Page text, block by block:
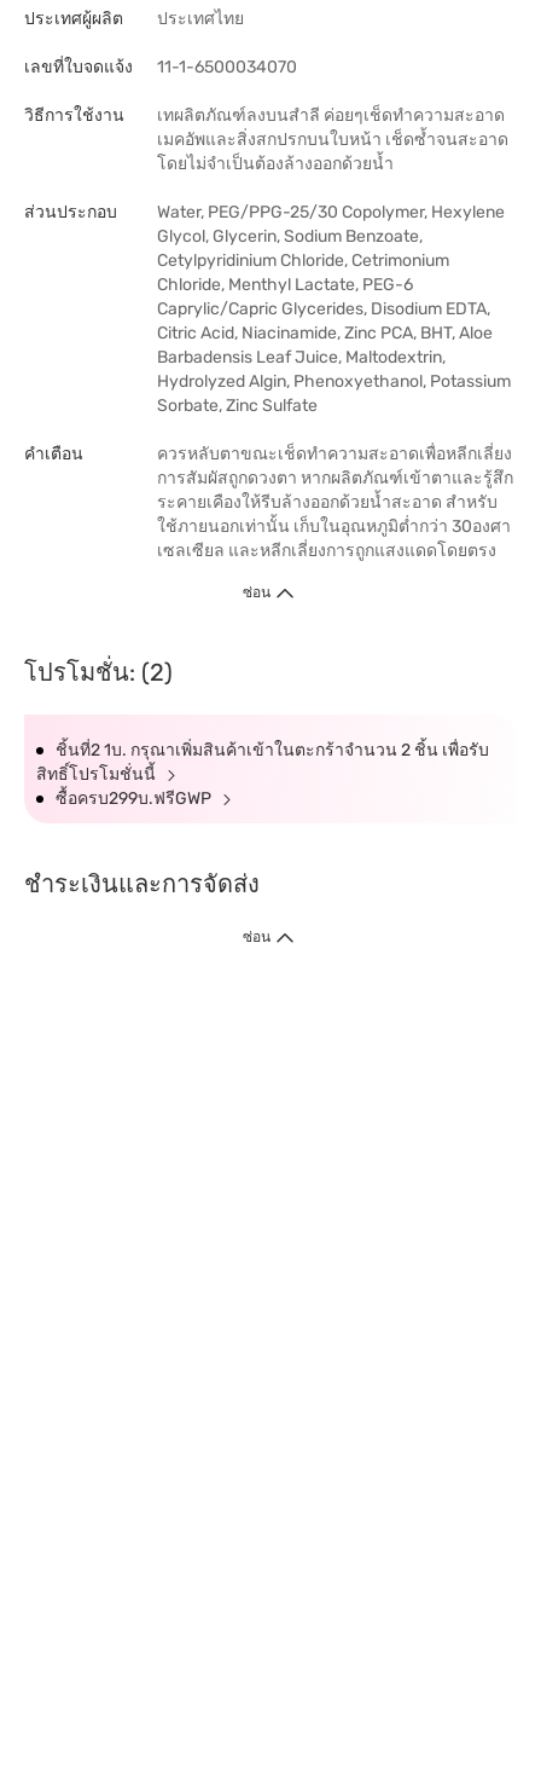
ประเทศผู้ผลิต ประเทศไทย
เลขที่ใบจดแจ้ง 11-1-6500034070
วิธีการใช้งาน
เทผลิตภัณฑ์ลงบนสำลี ค่อยๆเช็ดทำความสะอาด
เมคอัพและสิ่งสกปรกบนใบหน้า เช็ดซ้ำจนสะอาด
โดยไม่จำเป็นต้องล้างออกด้วยน้ำ
ส่วนประกอบ
Water, PEG/PPG-25/30 Copolymer, Hexylene
Glycol, Glycerin, Sodium Benzoate,
Cetylpyridinium Chloride, Cetrimonium
Chloride, Menthyl Lactate, PEG-6
Caprylic/Capric Glycerides, Disodium EDTA,
Citric Acid, Niacinamide, Zinc PCA, BHT, Aloe
Barbadensis Leaf Juice, Maltodextrin,
Hydrolyzed Algin, Phenoxyethanol, Potassium
Sorbate, Zinc Sulfate
คำเตือน
ควรหลับตาขณะเช็ดทำความสะอาดเพื่อหลีกเลี่ยง
การสัมผัสถูกดวงตา หากผลิตภัณฑ์เข้าตาและรู้สึก
ระคายเคืองให้รีบล้างออกด้วยน้ำสะอาด สำหรับ
ใช้ภายนอกเท่านั้น เก็บในอุณหภูมิต่ำกว่า 30องศา
เซลเซียล และหลีกเลี่ยงการถูกแสงแดดโดยตรง
ซ่อน
โปรโมชั่น: (2)
ชิ้นที่2 1บ. กรุณาเพิ่มสินค้าเข้าในตะกร้าจำนวน 2 ชิ้น เพื่อรับ
สิทธิ์โปรโมชั่นนี้
ซื้อครบ299บ.ฟรีGWP
ชำระเงินและการจัดส่ง
ซ่อน